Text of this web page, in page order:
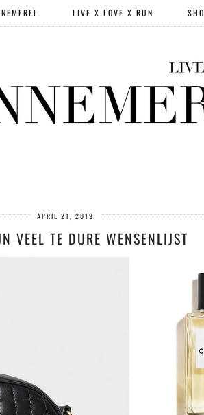
LIVE X LOVE X RUN
APRIL 21, 2019
VEEL TE DURE WENSENLIJST